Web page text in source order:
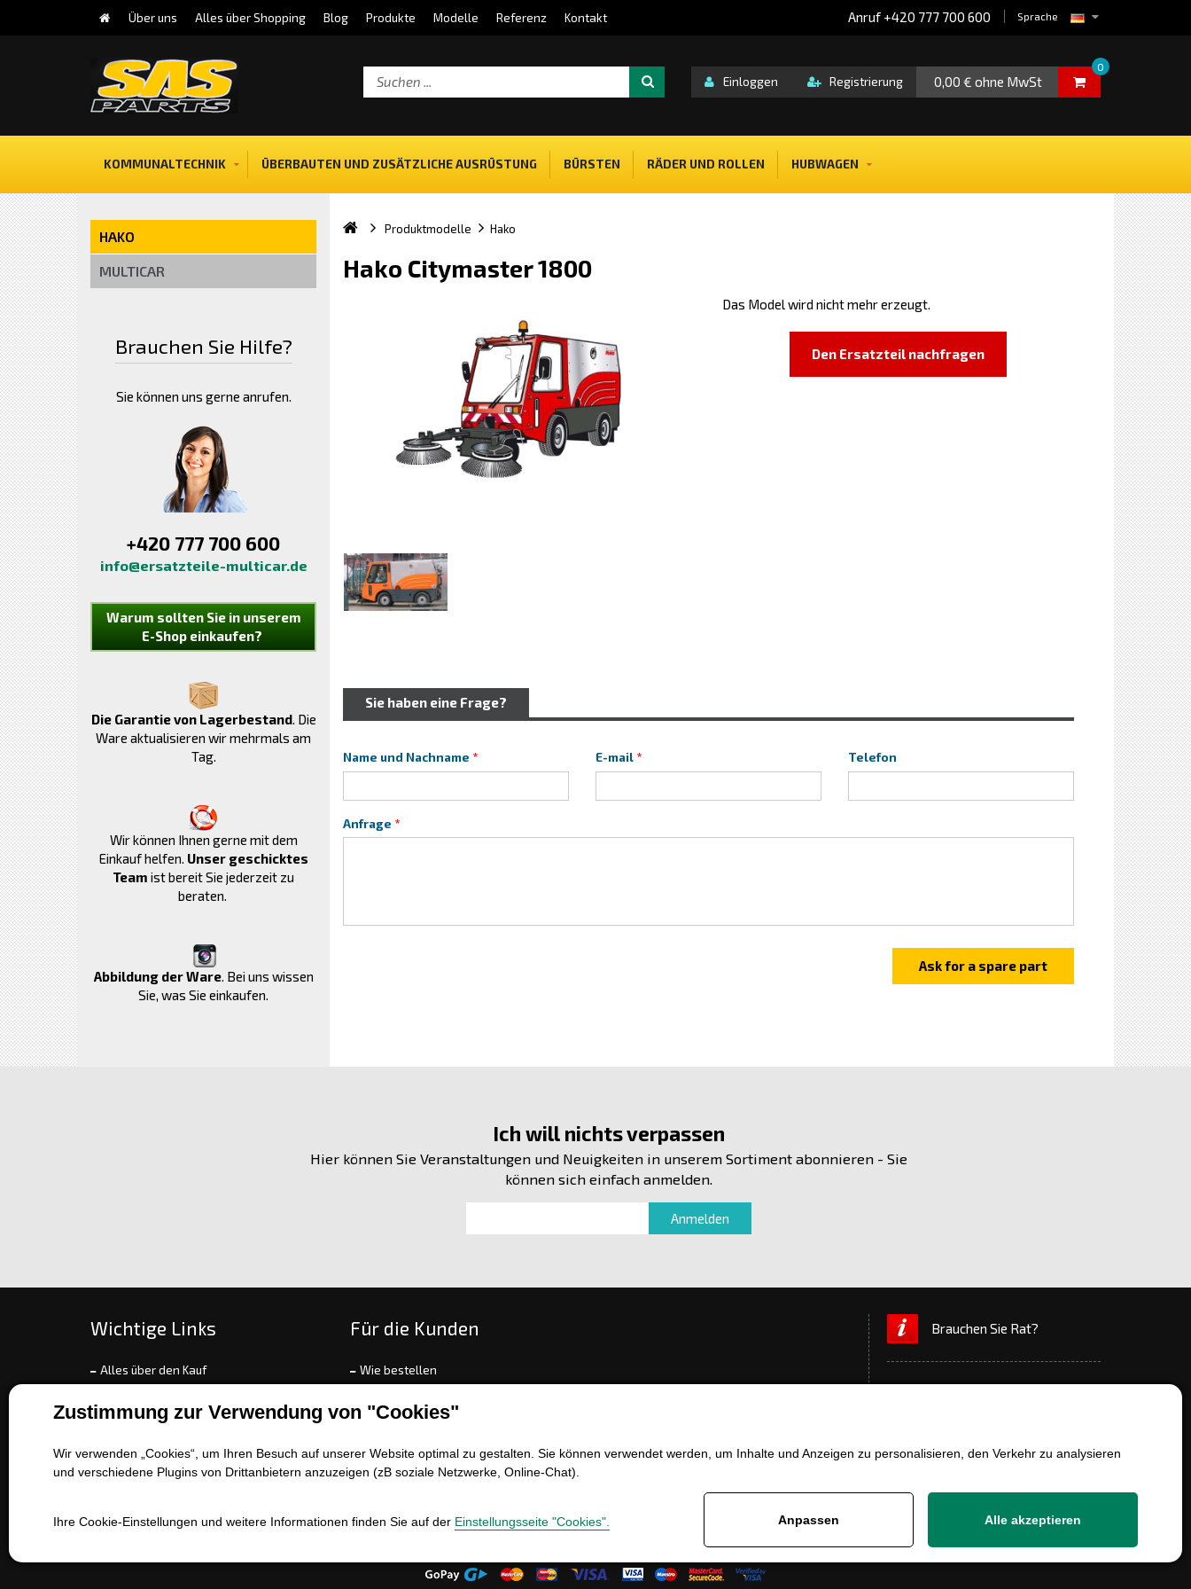
Zustimmung zur Verwendung von "Cookies"
Wir verwenden „Cookies“, um Ihren Besuch auf unserer Website optimal zu gestalten. Sie können verwendet werden, um Inhalte und Anzeigen zu personalisieren, den Verkehr zu analysieren
und verschiedene Plugins von Drittanbietern anzuzeigen (zB soziale Netzwerke, Online-Chat).
Ihre Cookie-Einstellungen und weitere Informationen finden Sie auf der Einstellungsseite "Cookies". Anpassen Alle akzeptieren
Über uns Alles über Shopping Blog Produkte Modelle Referenz Kontakt Sprache
Anruf +420 777 700 600
0,00 € ohne MwSt
0
Einloggen Registrierung
KOMMUNALTECHNIK ÜBERBAUTEN UND ZUSÄTZLICHE AUSRÜSTUNG BÜRSTEN RÄDER UND ROLLEN HUBWAGEN
HAKO
MULTICAR
Brauchen Sie Hilfe?
Sie können uns gerne anrufen.
+420 777 700 600
info@ersatzteile-multicar.de
Warum sollten Sie in unserem
E-Shop einkaufen?
Die Garantie von Lagerbestand. Die
Ware aktualisieren wir mehrmals am
Tag.
Wir können Ihnen gerne mit dem
Einkauf helfen. Unser geschicktes
Team ist bereit Sie jederzeit zu
beraten.
Abbildung der Ware. Bei uns wissen
Sie, was Sie einkaufen.
Produktmodelle Hako
Hako Citymaster 1800
Das Model wird nicht mehr erzeugt.
Den Ersatzteil nachfragen
Sie haben eine Frage?
Name und Nachname E-mail Telefon
Anfrage
Ich will nichts verpassen
Hier können Sie Veranstaltungen und Neuigkeiten in unserem Sortiment abonnieren - Sie
können sich einfach anmelden.
Wichtige Links
Alles über den Kauf
Kontakt
Batterieservice
Katalog der Arten von Fahrzeugen
Für die Kunden
Wie bestellen
Umtausch oder Warenrückgabe
Allgemeine Geschäftsbedingungen
Referenz
Brauchen Sie Rat?
info@ersatzteile-multicar.de